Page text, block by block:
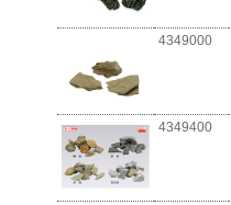
4349000
4349400